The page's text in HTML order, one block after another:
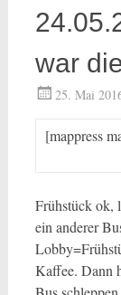
war
25. Mai
[mappress
Frühstück ok,
ein anderer
Kaffee. Dann